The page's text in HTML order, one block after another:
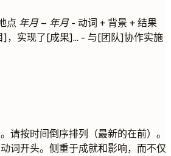
点 年月 – 年月- 动词 + 背景 + 结果
]，实现了[成果]... - 与[团队]协作实施
请按时间倒序排列（最新的在前）。
词开头。侧重于成就和影响，而不仅